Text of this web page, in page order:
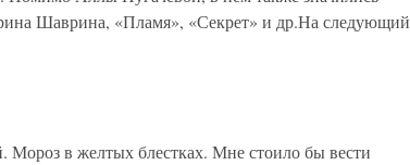
Шаврина, «Пламя», «Секрет» и др.На следующий
в желтых блестках. Мне стоило бы вести